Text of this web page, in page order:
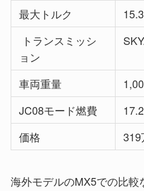
最大トルク
トランスミッシ
ョン
車両重量
JC08モード燃費
価格
319
海外モデルのMX5での比較